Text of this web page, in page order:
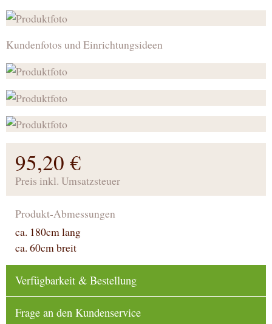
Kundenfotos und Einrichtungsideen
95,20 €
Preis inkl. Umsatzsteuer
Produkt-Abmessungen
ca. 180cm lang
ca. 60cm breit
Verfügbarkeit & Bestellung
Frage an den Kundenservice